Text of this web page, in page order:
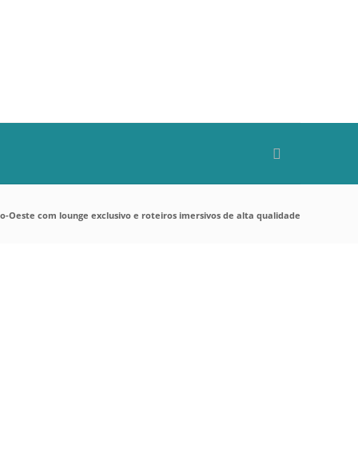
Oeste com lounge exclusivo e roteiros imersivos de alta qualidade